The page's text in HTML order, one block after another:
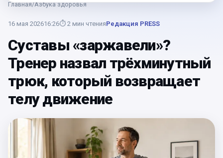
Главная/Азбука здоровья
16 мая 202616:26⏱ 2 мин чтенияРедакция PRESS
Суставы «заржавели»?
Тренер назвал трёхминутный
трюк, который возвращает
телу движение